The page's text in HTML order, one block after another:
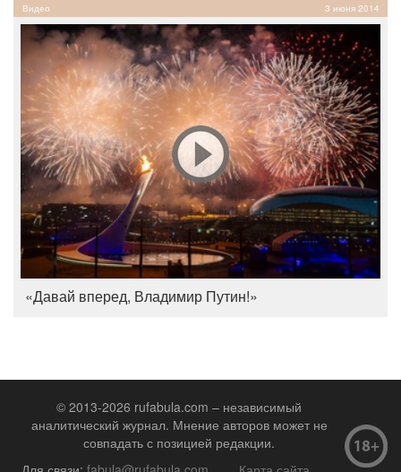
Видео 3 июня 2014
«Давай вперед, Владимир Путин!»
© 2013-2026 rufabula.com – независимый
аналитический журнал. Мнение авторов может не
совпадать с позицией редакции.